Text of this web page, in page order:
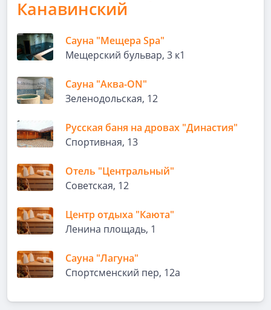
Канавинский
Сауна "Мещера Spa"
Мещерский бульвар, 3 к1
Сауна "Аква-ON"
Зеленодольская, 12
Русская баня на дровах "Династия"
Спортивная, 13
Отель "Центральный"
Советская, 12
Центр отдыха "Каюта"
Ленина площадь, 1
Сауна "Лагуна"
Спортсменский пер, 12а